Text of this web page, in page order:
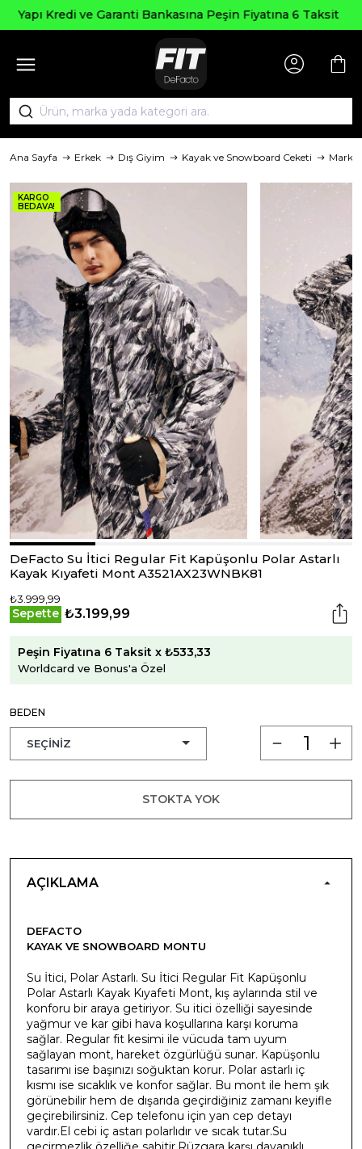
6 Taksit
AGUSTOS200
Ana Sayfa Erkek Dış Giyim Kayak ve Snowboard Ceketi Marka
KARGO
BEDAVA!
DeFacto Su İtici Regular Fit Kapüşonlu Polar Astarlı
Kayak Kıyafeti Mont A3521AX23WNBK81
₺3.999,99
Sepette ₺3.199,99
Peşin Fiyatına 6 Taksit x ₺533,33
Worldcard ve Bonus'a Özel
BEDEN
STOKTA YOK
AÇIKLAMA
DEFACTO
KAYAK VE SNOWBOARD MONTU
Su İtici, Polar Astarlı. Su İtici Regular Fit Kapüşonlu
Polar Astarlı Kayak Kıyafeti Mont, kış aylarında stil ve
konforu bir araya getiriyor. Su itici özelliği sayesinde
yağmur ve kar gibi hava koşullarına karşı koruma
sağlar. Regular fit kesimi ile vücuda tam uyum
sağlayan mont, hareket özgürlüğü sunar. Kapüşonlu
tasarımı ise başınızı soğuktan korur. Polar astarlı iç
kısmı ise sıcaklık ve konfor sağlar. Bu mont ile hem şık
görünebilir hem de dışarıda geçirdiğiniz zamanı keyifle
geçirebilirsiniz. Cep telefonu için yan cep detayı
vardır.El cebi iç astarı polarlıdır ve sıcak tutar.Su